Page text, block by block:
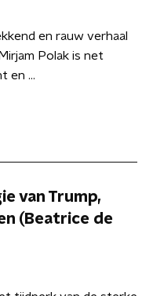
en rauw verhaal
Polak is net
en ...
van Trump,
(Beatrice de